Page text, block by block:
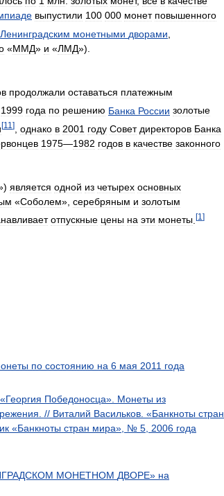
выпустили 100 000 монет повышенного
Ленинградским монетными дворами
«ММД» и «ЛМД»).
продолжали оставаться платежным
1999 года по решению Банка России золотые
[11 ] однако в 2001 году Совет директоров Банка
1975—1982 годов в качестве законного
является одной из четырех основных
«Соболем», серебряным и золотым
отпускные цены на эти монеты [1 ]
по состоянию на 6 мая 2011 года
«Георгия Победоносца». Монеты из
. // Виталий Васильков . «Банкноты стран
«Банкноты стран мира», № 5 2006 года
МОНЕТНОМ ДВОРЕ» на